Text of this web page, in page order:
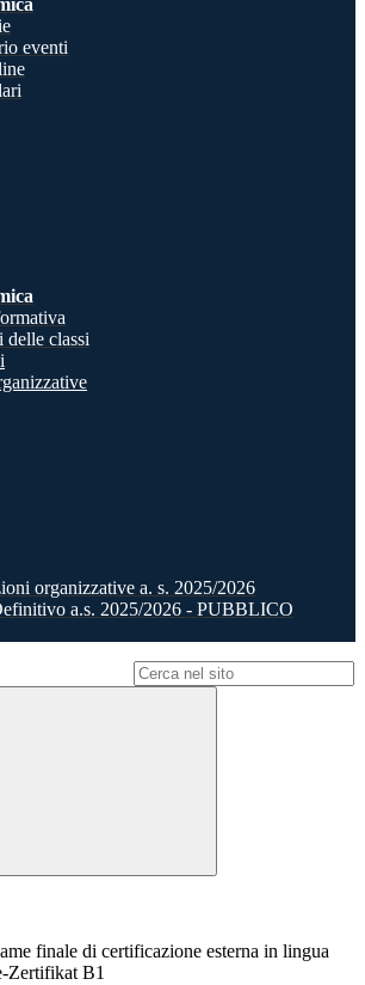
eventi
delle classi
organizzative a. s. 2025/2026
a.s. 2025/2026 - PUBBLICO
finale di certificazione esterna in lingua
Zertifikat B1